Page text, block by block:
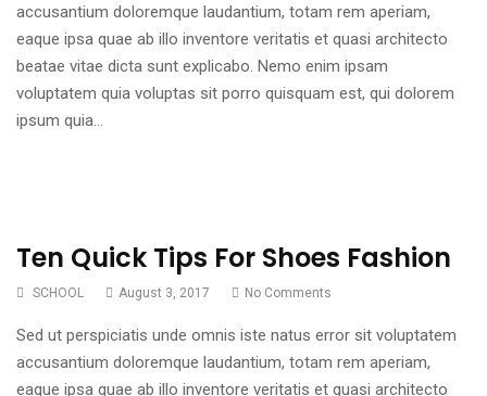
accusantium doloremque laudantium, totam rem aperiam,
eaque ipsa quae ab illo inventore veritatis et quasi architecto
beatae vitae dicta sunt explicabo. Nemo enim ipsam
voluptatem quia voluptas sit porro quisquam est, qui dolorem
ipsum quia…
Ten Quick Tips For Shoes Fashion
SCHOOL August 3, 2017 No Comments
Sed ut perspiciatis unde omnis iste natus error sit voluptatem
accusantium doloremque laudantium, totam rem aperiam,
eaque ipsa quae ab illo inventore veritatis et quasi architecto